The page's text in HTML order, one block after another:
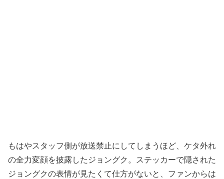
もはやスタッフ側が放送禁止にしてしまうほど、ケタ外れ
の全力変顔を披露したジョングク。ステッカーで隠された
ジョングクの表情が見たくて仕方がないと、ファンからは